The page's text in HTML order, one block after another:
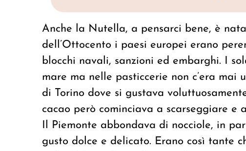
Anche la Nutella, a pensarci bene, è
dell’Ottocento i paesi europei erano
blocchi navali, sanzioni ed embarghi. I
mare ma nelle pasticcerie non c’era mai
di Torino dove si gustava
cacao però cominciava a scarseggiare e
Il Piemonte abbondava di nocciole, in
gusto dolce e delicato. Erano così tante